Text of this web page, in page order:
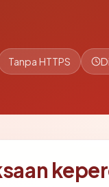
Tanpa HTTPS